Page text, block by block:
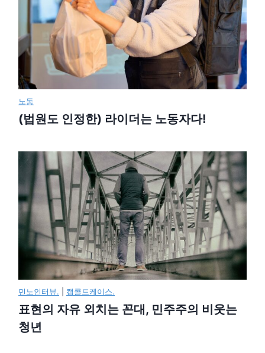
노동
(법원도 인정한) 라이더는 노동자다!
민노인터뷰. 캡콜드케이스.
표현의 자유 외치는 꼰대, 민주주의 비웃는
청년